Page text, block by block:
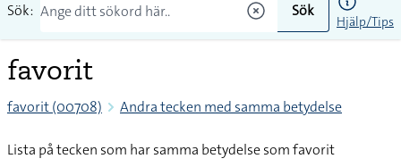
Sök: Sök
Hjälp/Tips
favorit
favorit (00708) Andra tecken med samma betydelse
Lista på tecken som har samma betydelse som favorit